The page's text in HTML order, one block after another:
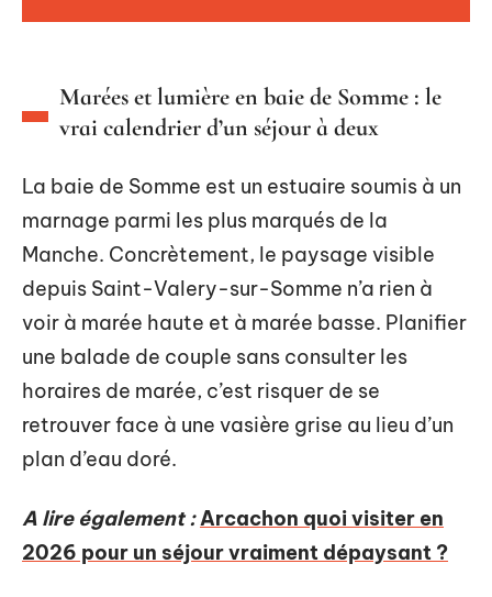
Marées et lumière en baie de Somme : le
vrai calendrier d’un séjour à deux
La baie de Somme est un estuaire soumis à un
marnage parmi les plus marqués de la
Manche. Concrètement, le paysage visible
depuis Saint-Valery-sur-Somme n’a rien à
voir à marée haute et à marée basse. Planifier
une balade de couple sans consulter les
horaires de marée, c’est risquer de se
retrouver face à une vasière grise au lieu d’un
plan d’eau doré.
A lire également : Arcachon quoi visiter en
2026 pour un séjour vraiment dépaysant ?